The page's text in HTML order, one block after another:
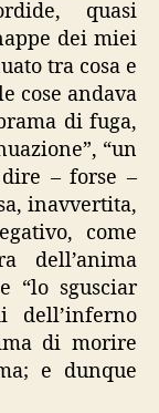
quasi
dei miei
tra cosa e
cose andava
di fuga,
“un
dire – forse –
inavvertita,
come
dell’anima
“lo sgusciar
dell’inferno
di morire
e dunque